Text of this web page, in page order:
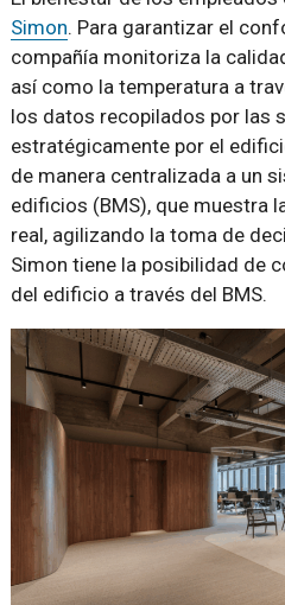
Simon. Para garantizar el
compañía monitoriza la
así como la temperatura a
los datos recopilados por las
estratégicamente por el
de manera centralizada a un
edificios (BMS), que muestra
real, agilizando la toma de
Simon tiene la posibilidad de
del edificio a través del BMS.